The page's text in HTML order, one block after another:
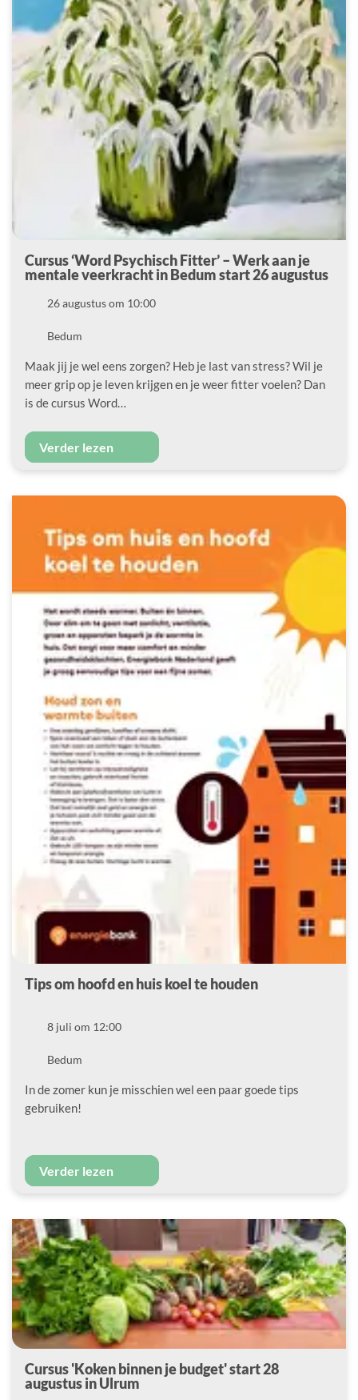
Cursus ‘Word Psychisch Fitter’ – Werk aan je
mentale veerkracht in Bedum start 26 augustus
Datum26 augustus om 10:00
LocatieBedum
Maak jij je wel eens zorgen? Heb je last van stress? Wil je
meer grip op je leven krijgen en je weer fitter voelen? Dan
is de cursus Word…
Verder lezen
Tips om hoofd en huis koel te houden
Datum8 juli om 12:00
LocatieBedum
In de zomer kun je misschien wel een paar goede tips
gebruiken!
Verder lezen
Cursus 'Koken binnen je budget' start 28
augustus in Ulrum